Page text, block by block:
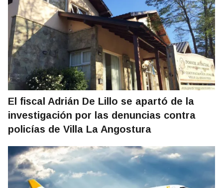
El fiscal Adrián De Lillo se apartó de la
investigación por las denuncias contra
policías de Villa La Angostura